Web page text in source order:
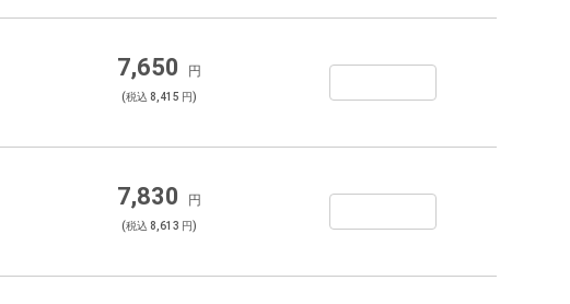
7,650 円
(税込 8,415 円)
7,830 円
(税込 8,613 円)